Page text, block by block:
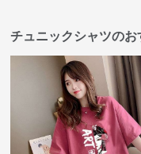
チュニックシャツのお